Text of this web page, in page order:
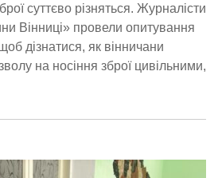
суттєво різняться. Журналісти
Вінниці» провели опитування
дізнатися, як вінничани
на носіння зброї цивільними,